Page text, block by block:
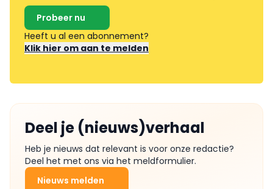
Probeer nu
Heeft u al een abonnement?
Klik hier om aan te melden
Deel je (nieuws)verhaal
Heb je nieuws dat relevant is voor onze redactie?
Deel het met ons via het meldformulier.
Nieuws melden